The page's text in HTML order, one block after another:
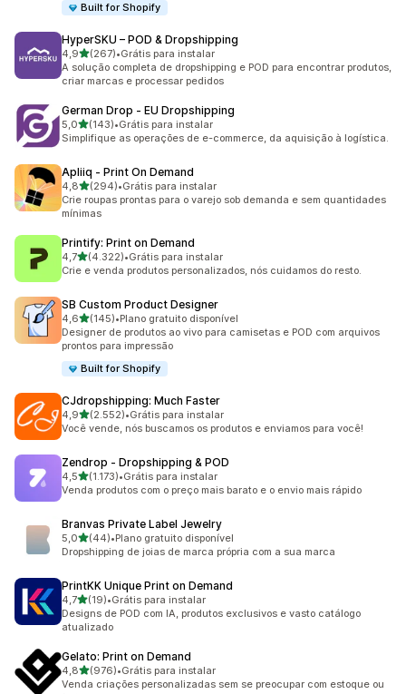
Built for Shopify
HyperSKU – POD & Dropshipping
4,9de 5 estrelas
(267)
267 avaliações ao todo
•Grátis para instalar
A solução completa de dropshipping e POD para encontrar produtos,
criar marcas e processar pedidos
German Drop ‑ EU Dropshipping
5,0de 5 estrelas
(143)
143 avaliações ao todo
•Grátis para instalar
Simplifique as operações de e-commerce, da aquisição à logística.
Apliiq ‑ Print On Demand
4,8de 5 estrelas
(294)
294 avaliações ao todo
•Grátis para instalar
Crie roupas prontas para o varejo sob demanda e sem quantidades
mínimas
Printify: Print on Demand
4,7de 5 estrelas
(4.322)
4322 avaliações ao todo
•Grátis para instalar
Crie e venda produtos personalizados, nós cuidamos do resto.
SB Custom Product Designer
4,6de 5 estrelas
(145)
145 avaliações ao todo
•Plano gratuito disponível
Designer de produtos ao vivo para camisetas e POD com arquivos
prontos para impressão
Built for Shopify
CJdropshipping: Much Faster
4,9de 5 estrelas
(2.552)
2552 avaliações ao todo
•Grátis para instalar
Você vende, nós buscamos os produtos e enviamos para você!
Zendrop ‑ Dropshipping & POD
4,5de 5 estrelas
(1.173)
1173 avaliações ao todo
•Grátis para instalar
Venda produtos com o preço mais barato e o envio mais rápido
Branvas Private Label Jewelry
5,0de 5 estrelas
(44)
44 avaliações ao todo
•Plano gratuito disponível
Dropshipping de joias de marca própria com a sua marca
PrintKK Unique Print on Demand
4,7de 5 estrelas
(19)
19 avaliações ao todo
•Grátis para instalar
Designs de POD com IA, produtos exclusivos e vasto catálogo
atualizado
Gelato: Print on Demand
4,8de 5 estrelas
(976)
976 avaliações ao todo
•Grátis para instalar
Venda criações personalizadas sem se preocupar com estoque ou